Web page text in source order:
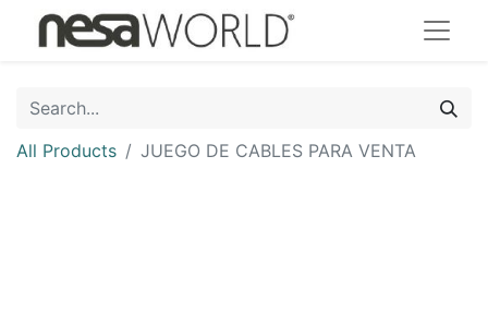
All Products JUEGO DE CABLES PARA VENTA